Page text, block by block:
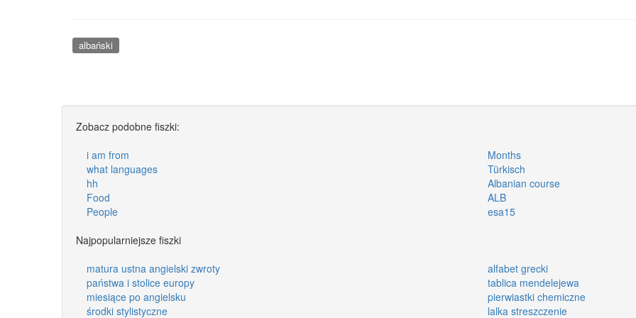
albański
Zobacz podobne fiszki:
i am from
Months
what languages
Türkisch
hh
Albanian course
Food
ALB
People
esa15
Najpopularniejsze fiszki
matura ustna angielski zwroty
alfabet grecki
państwa i stolice europy
tablica mendelejewa
miesiące po angielsku
pierwiastki chemiczne
środki stylistyczne
lalka streszczenie